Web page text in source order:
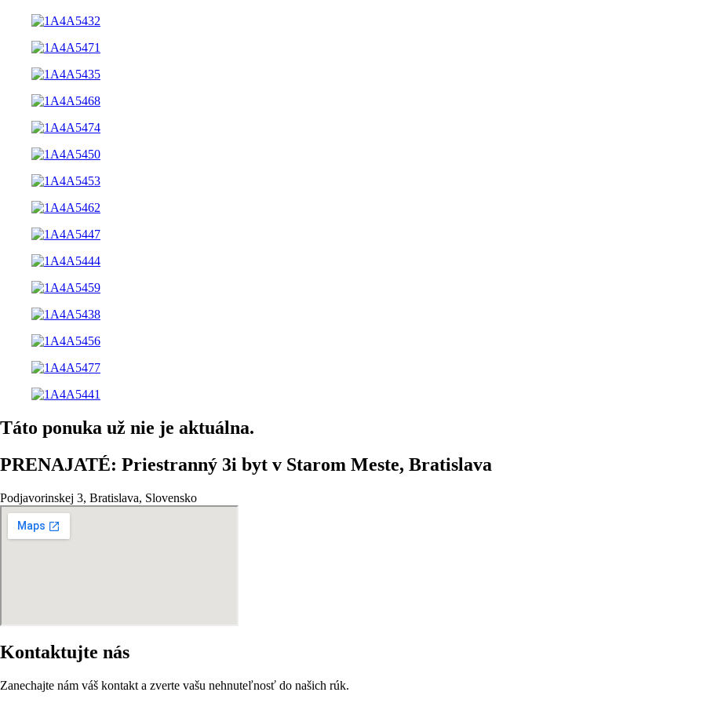
Táto ponuka už nie je aktuálna.
PRENAJATÉ: Priestranný 3i byt v Starom Meste, Bratislava
Podjavorinskej 3, Bratislava, Slovensko
Kontaktujte nás
Zanechajte nám váš kontakt a zverte vašu nehnuteľnosť do našich rúk.